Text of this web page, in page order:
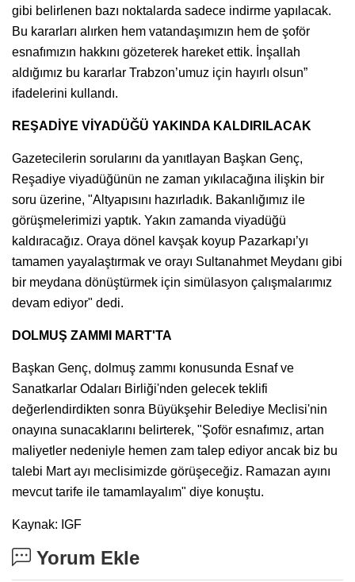
gibi belirlenen bazı noktalarda sadece indirme yapılacak.
Bu kararları alırken hem vatandaşımızın hem de şoför
esnafımızın hakkını gözeterek hareket ettik. İnşallah
aldığımız bu kararlar Trabzon’umuz için hayırlı olsun”
ifadelerini kullandı.
REŞADİYE VİYADÜĞÜ YAKINDA KALDIRILACAK
Gazetecilerin sorularını da yanıtlayan Başkan Genç,
Reşadiye viyadüğünün ne zaman yıkılacağına ilişkin bir
soru üzerine, "Altyapısını hazırladık. Bakanlığımız ile
görüşmelerimizi yaptık. Yakın zamanda viyadüğü
kaldıracağız. Oraya dönel kavşak koyup Pazarkapı’yı
tamamen yayalaştırmak ve orayı Sultanahmet Meydanı gibi
bir meydana dönüştürmek için simülasyon çalışmalarımız
devam ediyor" dedi.
DOLMUŞ ZAMMI MART'TA
Başkan Genç, dolmuş zammı konusunda Esnaf ve
Sanatkarlar Odaları Birliği'nden gelecek teklifi
değerlendirdikten sonra Büyükşehir Belediye Meclisi'nin
onayına sunacaklarını belirterek, "Şoför esnafımız, artan
maliyetler nedeniyle hemen zam talep ediyor ancak biz bu
talebi Mart ayı meclisimizde görüşeceğiz. Ramazan ayını
mevcut tarife ile tamamlayalım" diye konuştu.
Kaynak: IGF
Yorum Ekle